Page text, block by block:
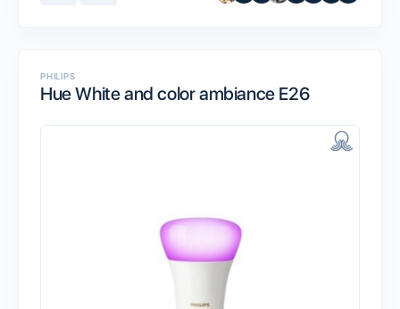
PHILIPS
Hue White and color ambiance E26